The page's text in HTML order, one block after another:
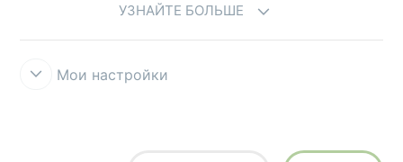
УЗНАЙТЕ БОЛЬШЕ
Мои настройки